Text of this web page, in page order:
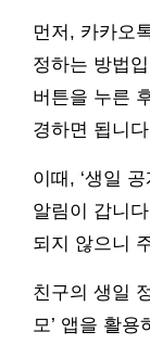
먼저, 카카오
정하는 방법입
버튼을 누른
경하면 됩니
이때, ‘생일
알림이 갑니
되지 않으니
친구의 생일
모’ 앱을 활